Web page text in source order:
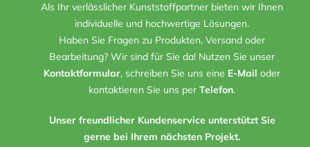
Als Ihr verlässlicher Kunststoffpartner bieten wir Ihnen
individuelle und hochwertige Lösungen.
Haben Sie Fragen zu Produkten, Versand oder
Bearbeitung? Wir sind für Sie da! Nutzen Sie unser
Kontaktformular, schreiben Sie uns eine E-Mail oder
kontaktieren Sie uns per Telefon.
Unser freundlicher Kundenservice unterstützt Sie
gerne bei Ihrem nächsten Projekt.